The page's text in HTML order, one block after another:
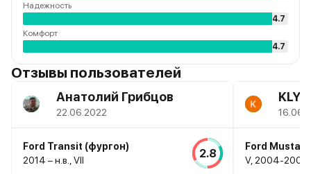
Надежность
4.7
Комфорт
4.7
Отзывы пользователей
Анатолий Грибцов
22.06.2022
Ford Transit (фургон)
2014 – н.в., VII
2.8
Ford
V, 2004-2009